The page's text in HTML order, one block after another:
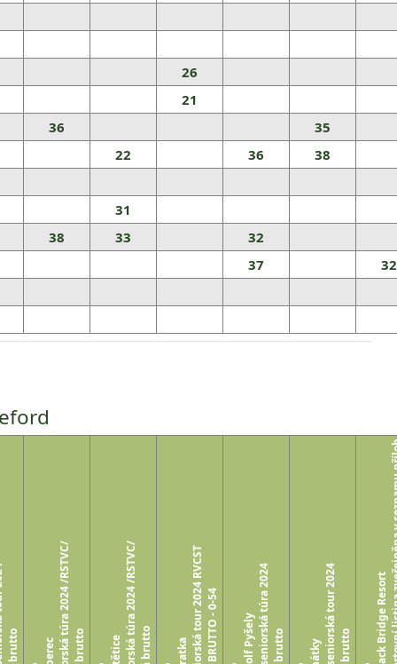
26
21
36
35
22 36
38
31
38 33
32
37
32